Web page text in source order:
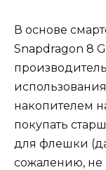
В основе
Snapdragon 8
накопителем
покупать
для флешки
сожалению, не